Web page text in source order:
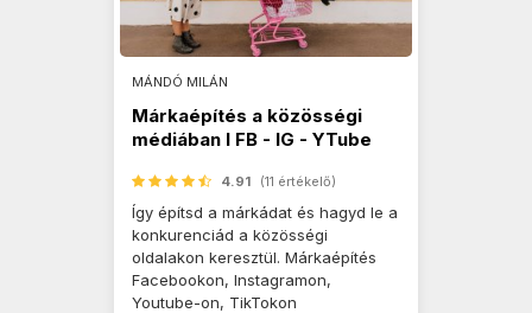
MÁNDÓ MILÁN
Márkaépítés a közösségi
médiában I FB - IG - YTube
4.91 (11 értékelő)
Így építsd a márkádat és hagyd le a
konkurenciád a közösségi
oldalakon keresztül. Márkaépítés
Facebookon, Instagramon,
Youtube-on, TikTokon